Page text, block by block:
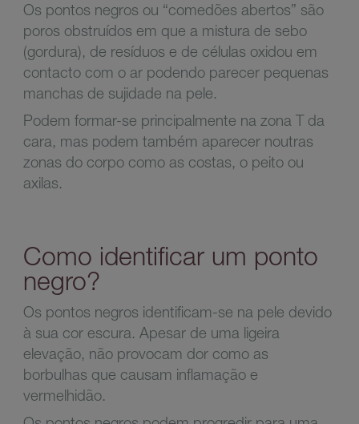
Os pontos negros ou “comedões abertos” são
poros obstruídos em que a mistura de sebo
(gordura), de resíduos e de células oxidou em
contacto com o ar podendo parecer pequenas
manchas de sujidade na pele.
Podem formar-se principalmente na zona T da
cara, mas podem também aparecer noutras
zonas do corpo como as costas, o peito ou
axilas.
Como identificar um ponto
negro?
Os pontos negros identificam-se na pele devido
à sua cor escura. Apesar de uma ligeira
elevação, não provocam dor como as
borbulhas que causam inflamação e
vermelhidão.